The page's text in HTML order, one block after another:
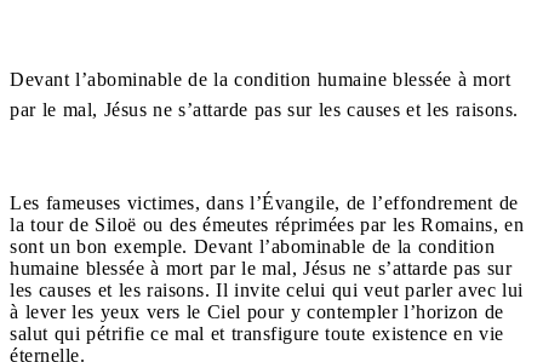
Devant l’abominable de la condition humaine blessée à mort
par le mal, Jésus ne s’attarde pas sur les causes et les raisons.
Les fameuses victimes, dans l’Évangile, de l’effondrement de
la tour de Siloë ou des émeutes réprimées par les Romains, en
sont un bon exemple. Devant l’abominable de la condition
humaine blessée à mort par le mal, Jésus ne s’attarde pas sur
les causes et les raisons. Il invite celui qui veut parler avec lui
à lever les yeux vers le Ciel pour y contempler l’horizon de
salut qui pétrifie ce mal et transfigure toute existence en vie
éternelle.